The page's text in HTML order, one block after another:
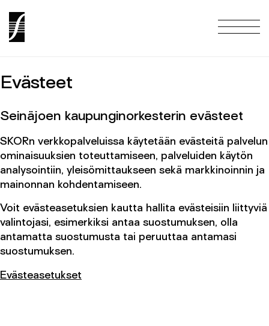
KONSERTIT
LIPUNMYYNTI
ORKESTERI
TUTUSTU TOIMINTAAMME
KONSERTIT
LIPUNMYYNTI
ORKESTERI
TUTUSTU TOIMINTAAMME
Evästeet
Seinäjoen kaupunginorkesterin evästeet
SKORn verk­ko­pal­ve­luissa käy­te­tään eväs­teitä palvelun
ominaisuuksien toteuttamiseen, palveluiden käytön
analysointiin, yleisömittaukseen sekä mark­ki­noin­nin ja
mai­non­nan koh­den­ta­mi­seen.
Voit evästeasetuksien kautta hallita evästeisiin liittyviä
valintojasi, esimerkiksi antaa suostumuksen, olla
antamatta suostumusta tai peruuttaa antamasi
suostumuksen.
Evästeasetukset
Konsertit
Lipunmyynti
Orkesteri